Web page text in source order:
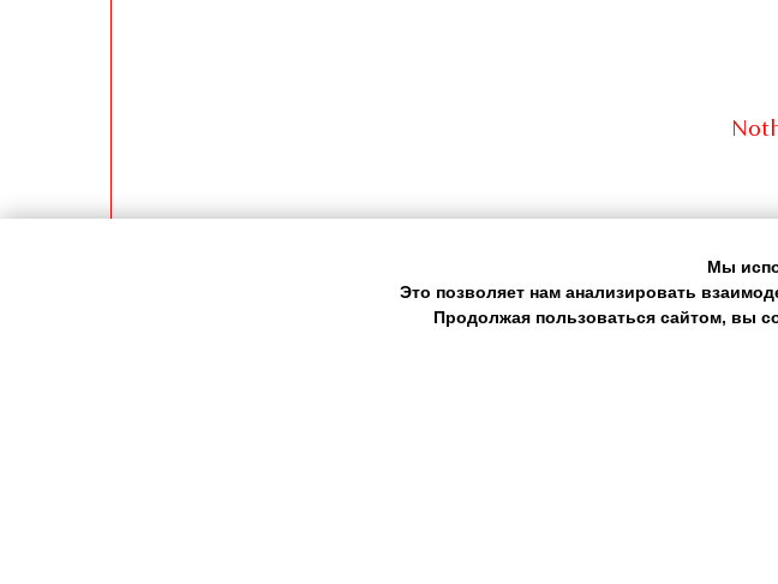
Мы
Это позволяет нам анализировать
Продолжая пользоваться сайтом, вы